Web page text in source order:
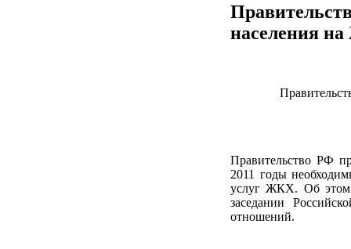
населения
Правительство РФ
2011 годы
услуг ЖКХ. Об этом
заседании
отношений.